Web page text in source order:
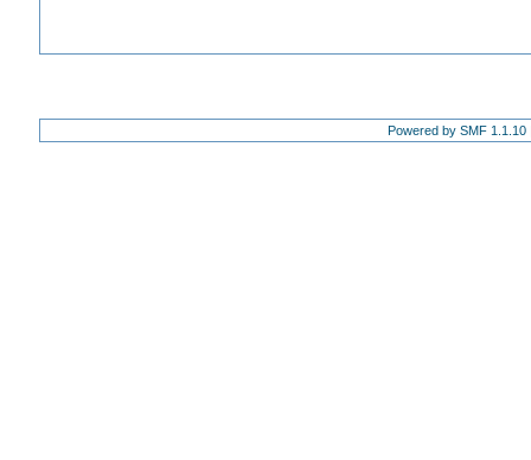
Powered by SMF 1.1.10